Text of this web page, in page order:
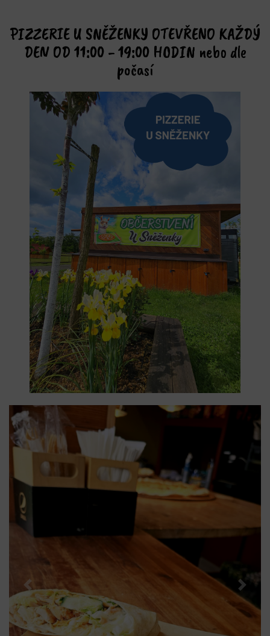
PIZZERIE U SNĚŽENKY OTEVŘENO KAŽDÝ
DEN OD 11:00 - 19:00 HODIN nebo dle
počasí
Previous Next